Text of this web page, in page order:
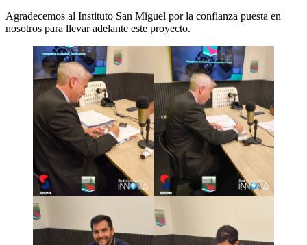
Agradecemos al Instituto San Miguel por la confianza puesta en
nosotros para llevar adelante este proyecto.